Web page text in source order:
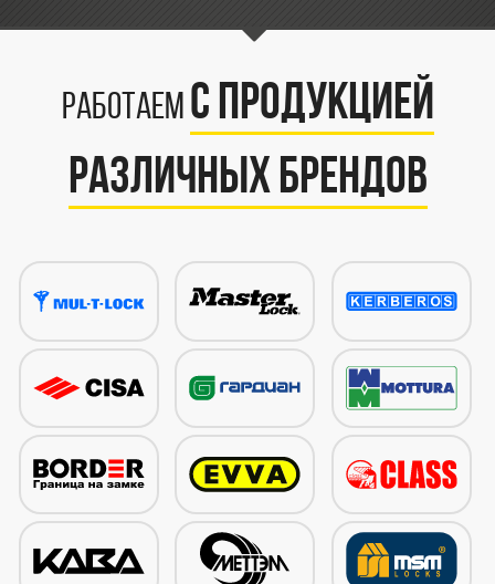
Работаем с продукцией
различных брендов